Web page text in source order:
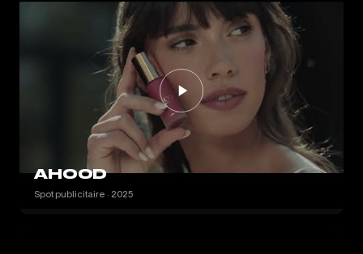
AHOOD
Spot publicitaire · 2025